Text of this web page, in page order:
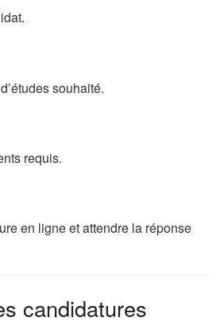
souhaité.
requis.
en ligne et attendre la réponse
candidatures